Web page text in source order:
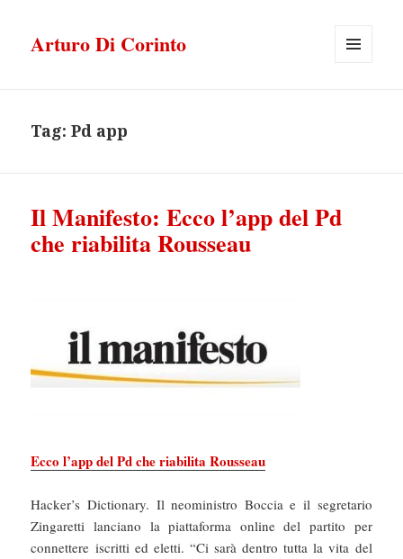
Arturo Di Corinto
Tag:Pd app
Il Manifesto: Ecco l’app del Pd
che riabilita Rousseau
Ecco l’app del Pd che riabilita Rousseau
Hacker’s Dictionary. Il neoministro Boccia e il segretario
Zingaretti lanciano la piattaforma online del partito per
connettere iscritti ed eletti. “Ci sarà dentro tutta la vita del